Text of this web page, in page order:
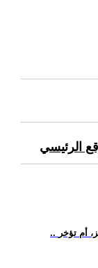
الرئيسي
أم تؤخر